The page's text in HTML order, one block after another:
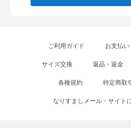
ご利用ガイド お支払い
サイズ交換 返品・返金
各種規約 特定商取
なりすましメール・サイト